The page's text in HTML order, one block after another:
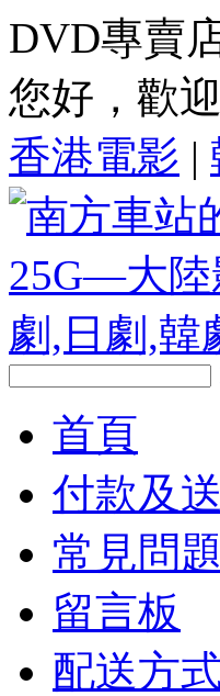
DVD專賣
您好，歡
香港電影 |
首頁
付款及
常見問題
留言板
配送方